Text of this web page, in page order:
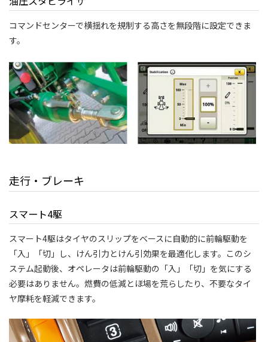
コマンドセンターで横揺れを規制する高さを無段階に設定できま
す。
走行・ブレーキ
スマート4駆
スマート4駆はタイヤのスリップをベースに自動的に前輪駆動を
「入」「切」し、けん引力とけん引効果を最適化します。このシ
ステム起動後、オペレータは前輪駆動の「入」「切」を気にする
必要はありません。燃費の低減とほ場を荒らしたり、不要なタイ
ヤ摩耗を軽減できます。